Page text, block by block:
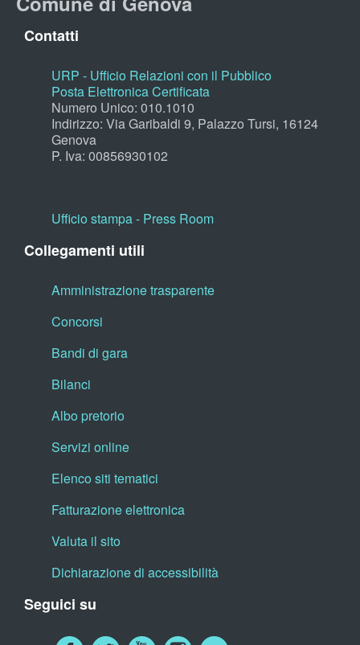
Contatti
URP - Ufficio Relazioni con il Pubblico
Posta Elettronica Certificata
Numero Unico: 010.1010
Indirizzo: Via Garibaldi 9, Palazzo Tursi, 16124
Genova
P. Iva: 00856930102
Ufficio stampa - Press Room
Collegamenti utili
Amministrazione trasparente
Concorsi
Bandi di gara
Bilanci
Albo pretorio
Servizi online
Elenco siti tematici
Fatturazione elettronica
Valuta il sito
Dichiarazione di accessibilità
Seguici su